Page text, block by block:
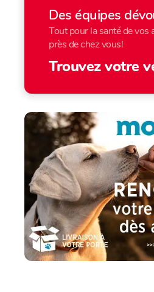
Des équipes
Tout pour la santé de vos
près de chez vous!
Trouvez votre